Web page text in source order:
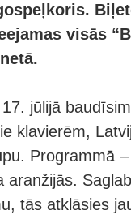
visās
jūlijā
klavierēm,
Programmā
aranžijās.
tās atklāsies